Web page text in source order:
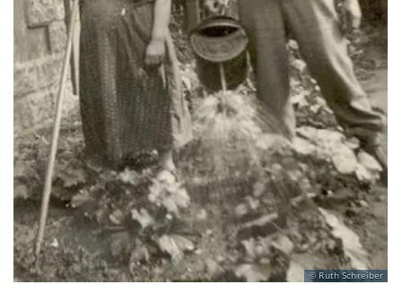
Ruth Schreiber